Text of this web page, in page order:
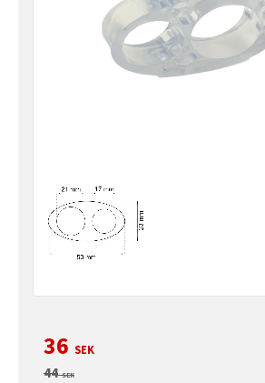
Nedsatt pris:
36 SEK
Ordinarie pris:
44SEK